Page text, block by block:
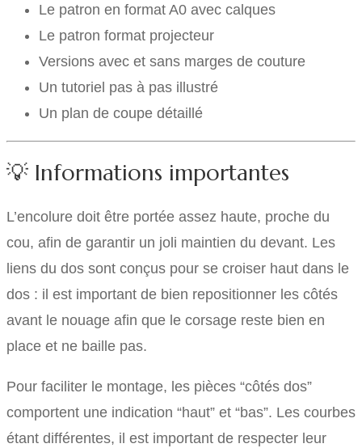
Le patron en format A0 avec calques
Le patron format projecteur
Versions avec et sans marges de couture
Un tutoriel pas à pas illustré
Un plan de coupe détaillé
💡 Informations importantes
L’encolure doit être portée assez haute, proche du
cou, afin de garantir un joli maintien du devant. Les
liens du dos sont conçus pour se croiser haut dans le
dos : il est important de bien repositionner les côtés
avant le nouage afin que le corsage reste bien en
place et ne baille pas.
Pour faciliter le montage, les pièces “côtés dos”
comportent une indication “haut” et “bas”. Les courbes
étant différentes, il est important de respecter leur